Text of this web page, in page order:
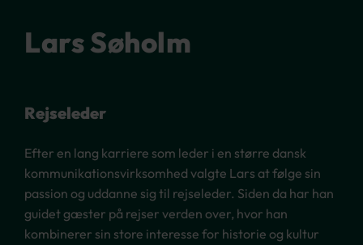
Lars Søholm
Rejseleder
Efter en lang karriere som leder i en større dansk
kommunikationsvirksomhed valgte Lars at følge sin
passion og uddanne sig til rejseleder. Siden da har han
guidet gæster på rejser verden over, hvor han
kombinerer sin store interesse for historie og kultur